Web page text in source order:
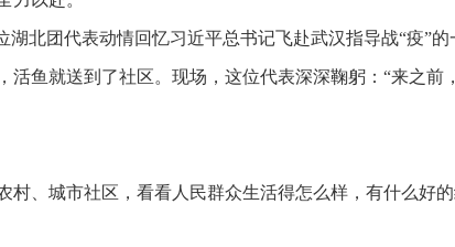
湖北团代表动情回忆习近平总书记飞赴武汉指导战“疫”
活鱼就送到了社区。现场，这位代表深深鞠躬：“来之前
村、城市社区，看看人民群众生活得怎么样，有什么好